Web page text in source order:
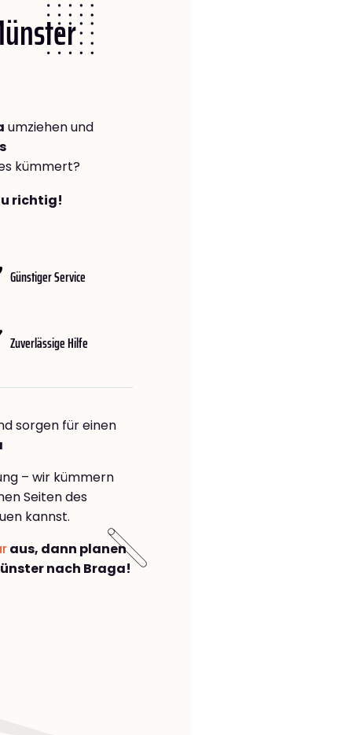
umziehen und
kümmert?
richtig!
Günstiger Service
Zuverlässige Hilfe
sorgen für einen
– wir kümmern
Seiten des
kannst.
aus, dann planen
nach Braga!